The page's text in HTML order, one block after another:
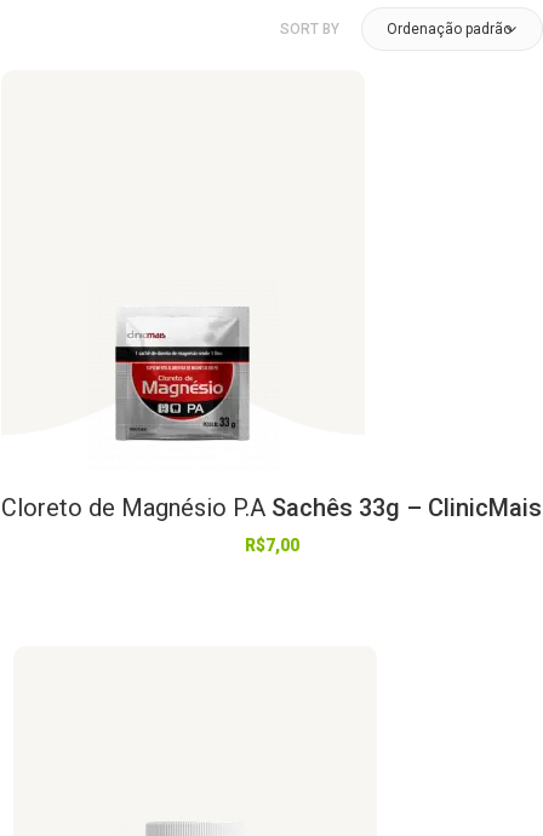
SORT BY Ordenação padrão
Cloreto de Magnésio P.A Sachês 33g – ClinicMais
R$7,00